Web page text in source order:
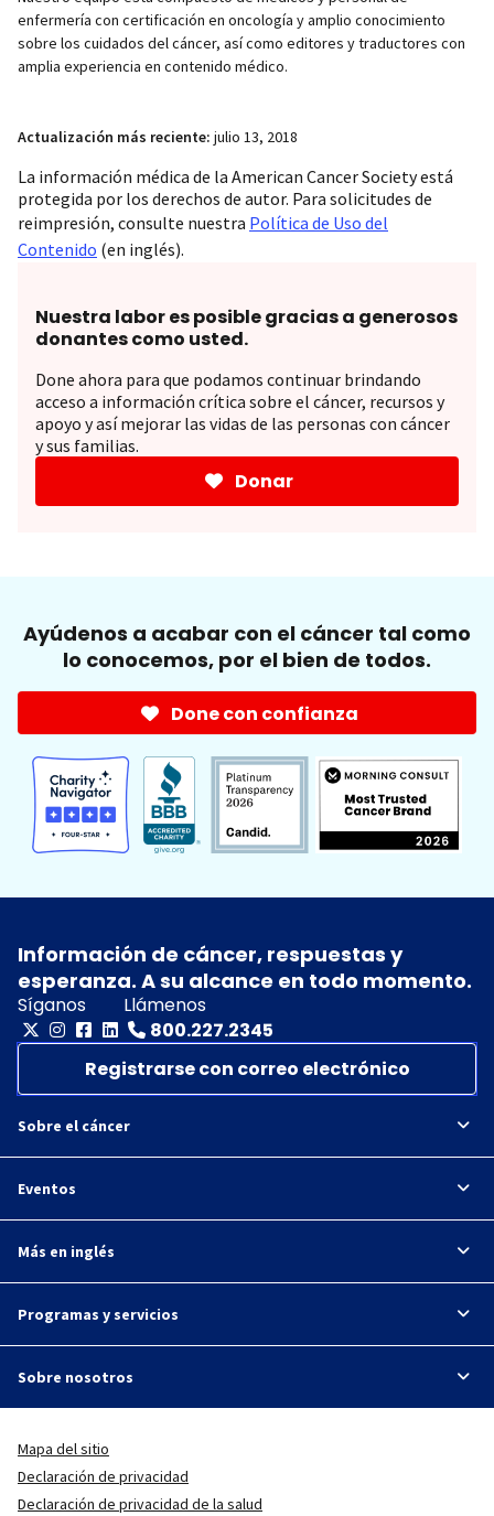
enfermería con certificación en oncología y amplio conocimiento
sobre los cuidados del cáncer, así como editores y traductores con
amplia experiencia en contenido médico.
Actualización más reciente: julio 13, 2018
La información médica de la American Cancer Society está
protegida por los derechos de autor. Para solicitudes de
reimpresión, consulte nuestra Política de Uso del
Contenido (en inglés).
Nuestra labor es posible gracias a generosos
donantes como usted.
Done ahora para que podamos continuar brindando
acceso a información crítica sobre el cáncer, recursos y
apoyo y así mejorar las vidas de las personas con cáncer
y sus familias.
Donar
Ayúdenos a acabar con el cáncer tal como
lo conocemos, por el bien de todos.
Done con confianza
Información de cáncer, respuestas y
esperanza. A su alcance en todo momento.
Síganos
Llámenos
800.227.2345
Registrarse con correo electrónico
Sobre el cáncer
Eventos
Más en inglés
Programas y servicios
Sobre nosotros
Mapa del sitio
Declaración de privacidad
Declaración de privacidad de la salud